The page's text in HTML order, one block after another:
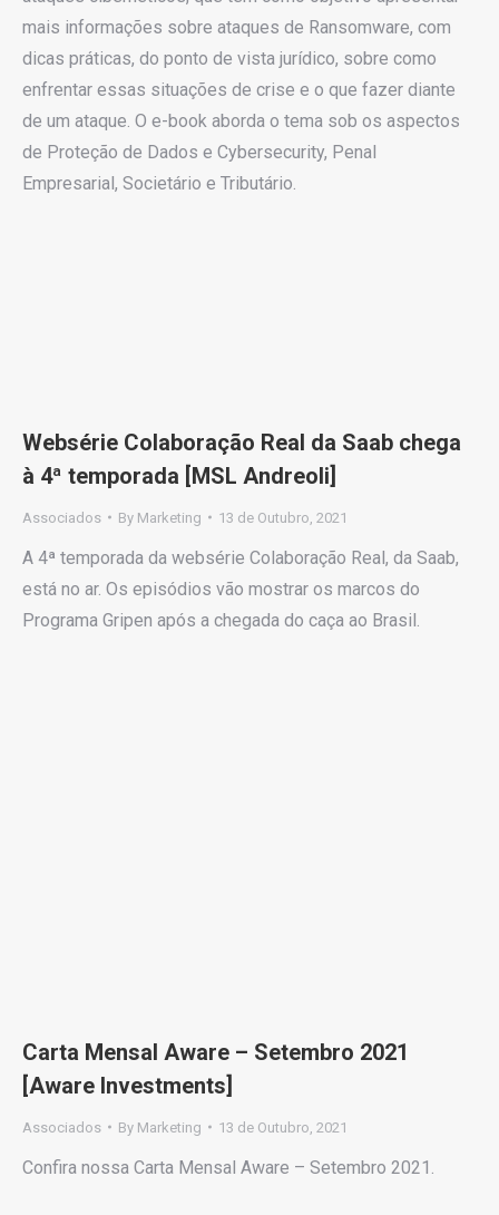
mais informações sobre ataques de Ransomware, com
dicas práticas, do ponto de vista jurídico, sobre como
enfrentar essas situações de crise e o que fazer diante
de um ataque. O e-book aborda o tema sob os aspectos
de Proteção de Dados e Cybersecurity, Penal
Empresarial, Societário e Tributário.
Websérie Colaboração Real da Saab chega
à 4ª temporada [MSL Andreoli]
Associados By Marketing 13 de Outubro, 2021
A 4ª temporada da websérie Colaboração Real, da Saab,
está no ar. Os episódios vão mostrar os marcos do
Programa Gripen após a chegada do caça ao Brasil.
Carta Mensal Aware – Setembro 2021
[Aware Investments]
Associados By Marketing 13 de Outubro, 2021
Confira nossa Carta Mensal Aware – Setembro 2021.